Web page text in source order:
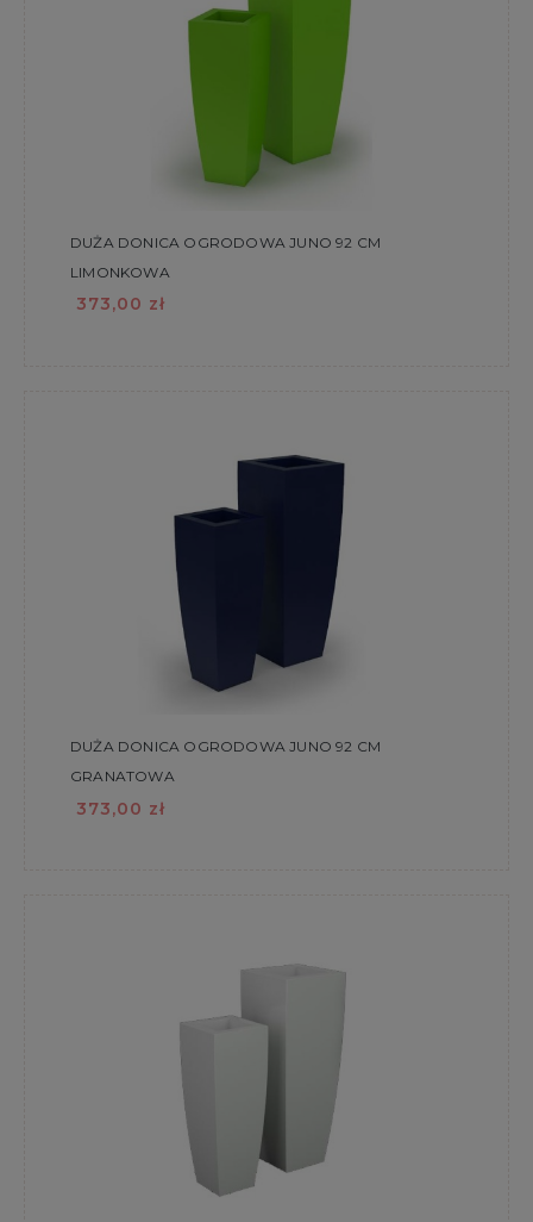
DUŻA DONICA OGRODOWA JUNO 92 CM
LIMONKOWA
373,00 zł
DUŻA DONICA OGRODOWA JUNO 92 CM
GRANATOWA
373,00 zł